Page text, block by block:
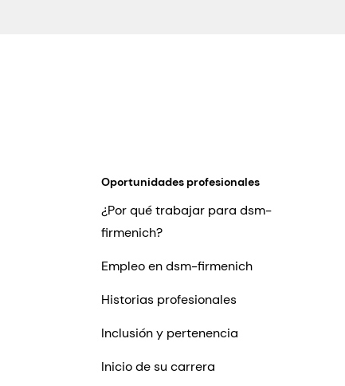
Oportunidades profesionales
¿Por qué trabajar para dsm-
firmenich?
Empleo en dsm-firmenich
Historias profesionales
Inclusión y pertenencia
Inicio de su carrera